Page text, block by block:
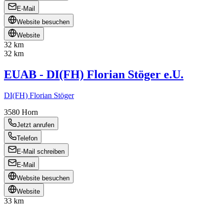
E-Mail
Website besuchen
Website
32 km
32 km
EUAB - DI(FH) Florian Stöger e.U.
DI(FH) Florian Stöger
3580 Horn
Jetzt anrufen
Telefon
E-Mail schreiben
E-Mail
Website besuchen
Website
33 km